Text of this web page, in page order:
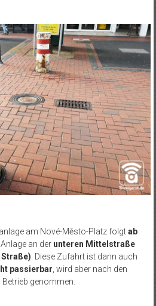
am Nové-Město-Platz folgtab
an der unteren Mittelstraße
. Diese Zufahrt ist dann auch
passierbar , wird aber nach den
genommen.